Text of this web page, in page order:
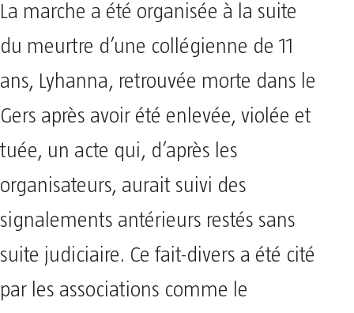
La marche a été organisée à la suite
du meurtre d’une collégienne de 11
ans, Lyhanna, retrouvée morte dans le
Gers après avoir été enlevée, violée et
tuée, un acte qui, d’après les
organisateurs, aurait suivi des
signalements antérieurs restés sans
suite judiciaire. Ce fait-divers a été cité
par les associations comme le